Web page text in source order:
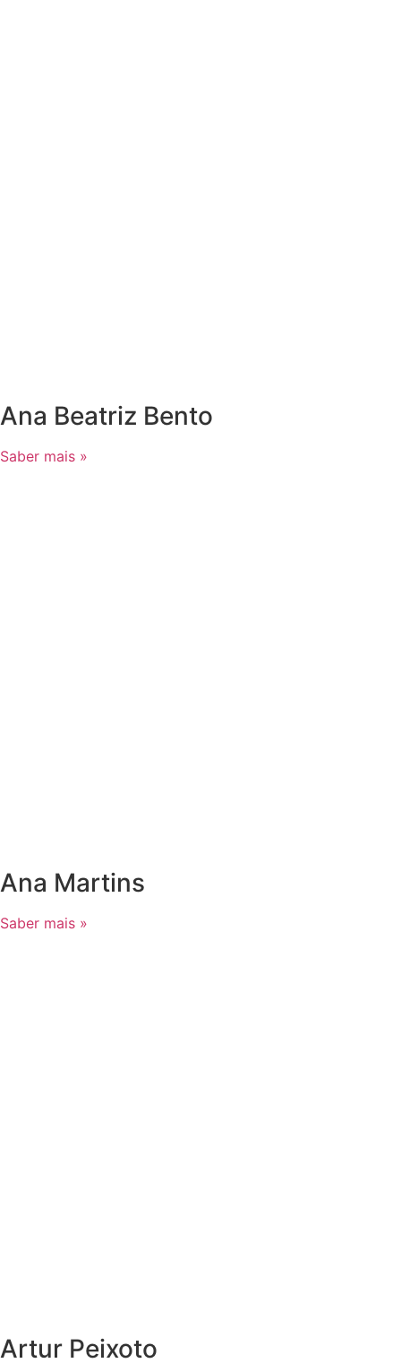
Ana Beatriz Bento
Saber mais »
Ana Martins
Saber mais »
Artur Peixoto